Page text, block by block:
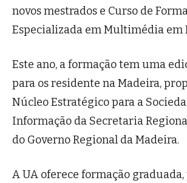
novos mestrados e Curso de
Especializada em Multimédia em
Este ano, a formação tem uma
para os residente na Madeira,
Núcleo Estratégico para a
Informação da Secretaria
do Governo Regional da Madeira.
A UA oferece formação